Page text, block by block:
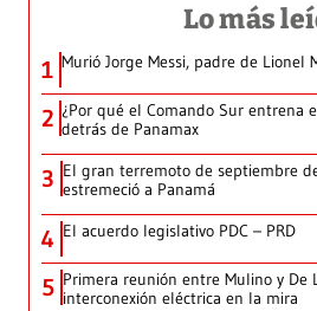
Lo más
1 Murió Jorge Messi, padre de Lionel
2 ¿Por qué el Comando Sur entrena
detrás de Panamax
3 El gran terremoto de septiembre
estremeció a Panamá
4 El acuerdo legislativo PDC – PRD
5 Primera reunión entre Mulino y De
interconexión eléctrica en la mira